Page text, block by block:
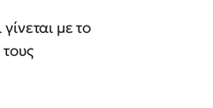
με το